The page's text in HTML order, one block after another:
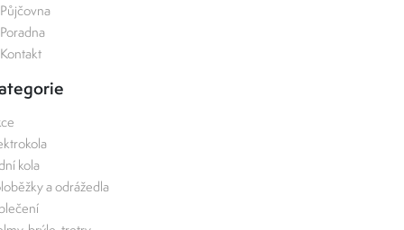
Půjčovna
Poradna
Kontakt
kola
a odrážedla